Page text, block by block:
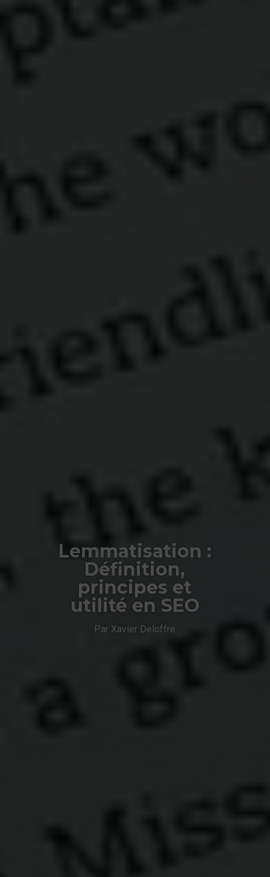
Lemmatisation :
Définition,
principes et
utilité en SEO
Par Xavier Deloffre